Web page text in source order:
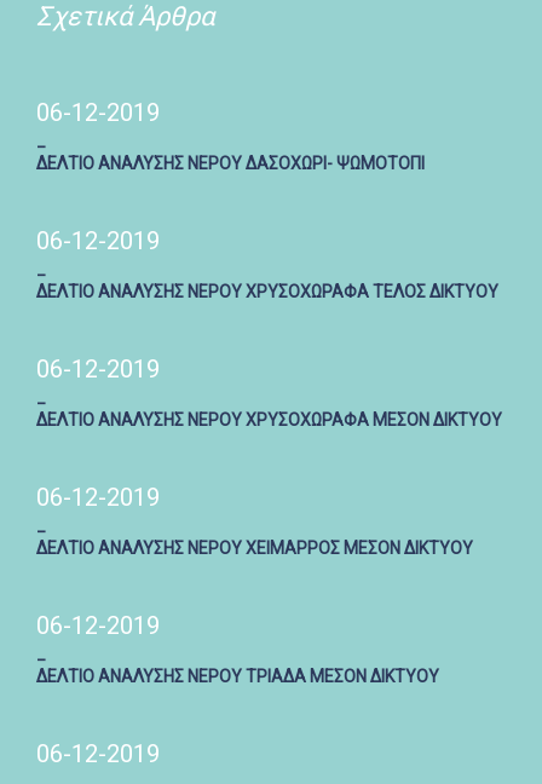
Σχετικά Άρθρα
06-12-2019
ΔΕΛΤΙΟ ΑΝΑΛΥΣΗΣ ΝΕΡΟΥ ΔΑΣΟΧΩΡΙ- ΨΩΜΟΤΟΠΙ
06-12-2019
ΔΕΛΤΙΟ ΑΝΑΛΥΣΗΣ ΝΕΡΟΥ ΧΡΥΣΟΧΩΡΑΦΑ ΤΕΛΟΣ ΔΙΚΤΥΟΥ
06-12-2019
ΔΕΛΤΙΟ ΑΝΑΛΥΣΗΣ ΝΕΡΟΥ ΧΡΥΣΟΧΩΡΑΦΑ ΜΕΣΟΝ ΔΙΚΤΥΟΥ
06-12-2019
ΔΕΛΤΙΟ ΑΝΑΛΥΣΗΣ ΝΕΡΟΥ ΧΕΙΜΑΡΡΟΣ ΜΕΣΟΝ ΔΙΚΤΥΟΥ
06-12-2019
ΔΕΛΤΙΟ ΑΝΑΛΥΣΗΣ ΝΕΡΟΥ ΤΡΙΑΔΑ ΜΕΣΟΝ ΔΙΚΤΥΟΥ
06-12-2019